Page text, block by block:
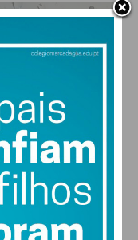
light rain
MAX 18 • MIN 18
° 29 °
TER